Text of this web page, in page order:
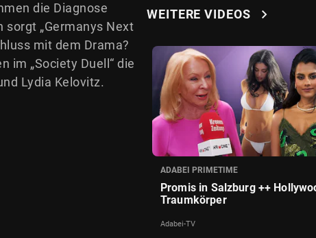
die Diagnose
sorgt „Germanys Next
mit dem Drama?
im „Society Duell“ die
Lydia Kelovitz.
WEITERE VIDEOS chevron_right
ADABEI PRIMETIME
Promis in Salzburg ++
Traumkörper
Adabei-TV